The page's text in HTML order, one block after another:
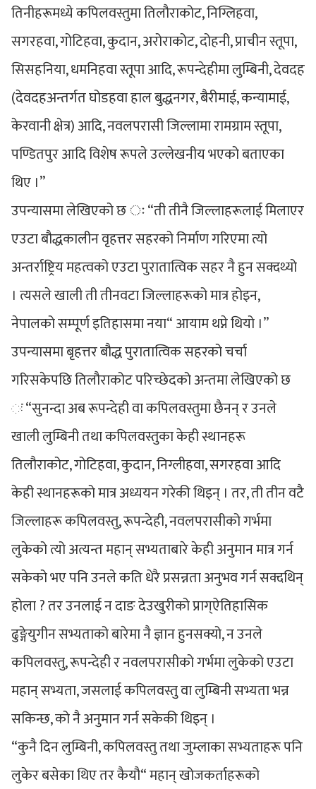
तिनीहरूमध्ये कपिलवस्तुमा तिलौराकोट, निग्लिहवा,
सगरहवा, गोटिहवा, कुदान, अरोराकोट, दोहनी, प्राचीन स्तूपा,
सिसहनिया, धमनिहवा स्तूपा आदि, रूपन्देहीमा लुम्बिनी, देवदह
(देवदहअन्तर्गत घोडहवा हाल बुद्धनगर, बैरीमाई, कन्यामाई,
केरवानी क्षेत्र) आदि, नवलपरासी जिल्लामा रामग्राम स्तूपा,
पण्डितपुर आदि विशेष रूपले उल्लेखनीय भएको बताएका
थिए ।”
उपन्यासमा लेखिएको छ ः “ती तीनै जिल्लाहरूलाई मिलाएर
एउटा बौद्धकालीन वृहत्तर सहरको निर्माण गरिएमा त्यो
अन्तर्राष्ट्रिय महत्वको एउटा पुरातात्विक सहर नै हुन सक्दथ्यो
। त्यसले खाली ती तीनवटा जिल्लाहरूको मात्र होइन,
नेपालको सम्पूर्ण इतिहासमा नया“ आयाम थप्ने थियो ।”
उपन्यासमा बृहत्तर बौद्ध पुरातात्विक सहरको चर्चा
गरिसकेपछि तिलौराकोट परिच्छेदको अन्तमा लेखिएको छ
ः “सुनन्दा अब रूपन्देही वा कपिलवस्तुमा छैनन् र उनले
खाली लुम्बिनी तथा कपिलवस्तुका केही स्थानहरू
तिलौराकोट, गोटिहवा, कुदान, निग्लीहवा, सगरहवा आदि
केही स्थानहरूको मात्र अध्ययन गरेकी थिइन् । तर, ती तीन वटै
जिल्लाहरू कपिलवस्तु, रूपन्देही, नवलपरासीको गर्भमा
लुकेको त्यो अत्यन्त महान् सभ्यताबारे केही अनुमान मात्र गर्न
सकेको भए पनि उनले कति धेरै प्रसन्नता अनुभव गर्न सक्दथिन्
होला ? तर उनलाई न दाङ देउखुरीको प्राग्ऐतिहासिक
ढुङ्गेयुगीन सभ्यताको बारेमा नै ज्ञान हुनसक्यो, न उनले
कपिलवस्तु, रूपन्देही र नवलपरासीको गर्भमा लुकेको एउटा
महान् सभ्यता, जसलाई कपिलवस्तु वा लुम्बिनी सभ्यता भन्न
सकिन्छ, को नै अनुमान गर्न सकेकी थिइन् ।
“कुनै दिन लुम्बिनी, कपिलवस्तु तथा जुम्लाका सभ्यताहरू पनि
लुकेर बसेका थिए तर कैयौ“ महान् खोजकर्ताहरूको